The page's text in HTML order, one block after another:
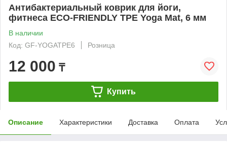
Антибактериальный коврик для йоги,
фитнеса ECO-FRIENDLY TPE Yoga Mat, 6 мм
В наличии
Код: GF-YOGATPE6
Розница
12 000 ₸
Купить
Описание Характеристики Доставка Оплата